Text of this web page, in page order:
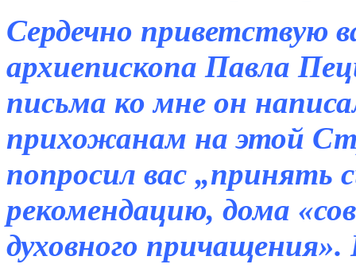
Сердечно приветствую
архиепископа Павла
письма ко мне он
прихожанам на этой
попросил вас „принять
рекомендацию, дома
духовного